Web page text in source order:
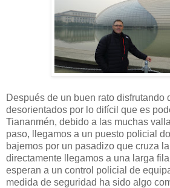
Después de un buen rato disfrutando
desorientados por lo difícil que es
Tiananmén, debido a las muchas
paso, llegamos a un puesto policial
bajemos por un pasadizo que cruza
directamente llegamos a una larga
esperan a un control policial de
medida de seguridad ha sido algo